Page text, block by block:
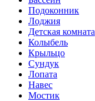
Подоконник
Лоджия
Детская комната
Колыбель
Крыльцо
Сундук
Лопата
Навес
Мостик